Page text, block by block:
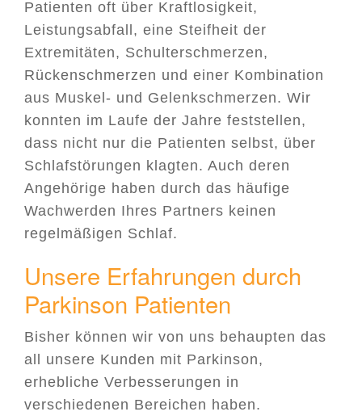
Patienten oft über Kraftlosigkeit,
Leistungsabfall, eine Steifheit der
Extremitäten, Schulterschmerzen,
Rückenschmerzen und einer Kombination
aus Muskel- und Gelenkschmerzen. Wir
konnten im Laufe der Jahre feststellen,
dass nicht nur die Patienten selbst, über
Schlafstörungen klagten. Auch deren
Angehörige haben durch das häufige
Wachwerden Ihres Partners keinen
regelmäßigen Schlaf.
Unsere Erfahrungen durch
Parkinson Patienten
Bisher können wir von uns behaupten das
all unsere Kunden mit Parkinson,
erhebliche Verbesserungen in
verschiedenen Bereichen haben.